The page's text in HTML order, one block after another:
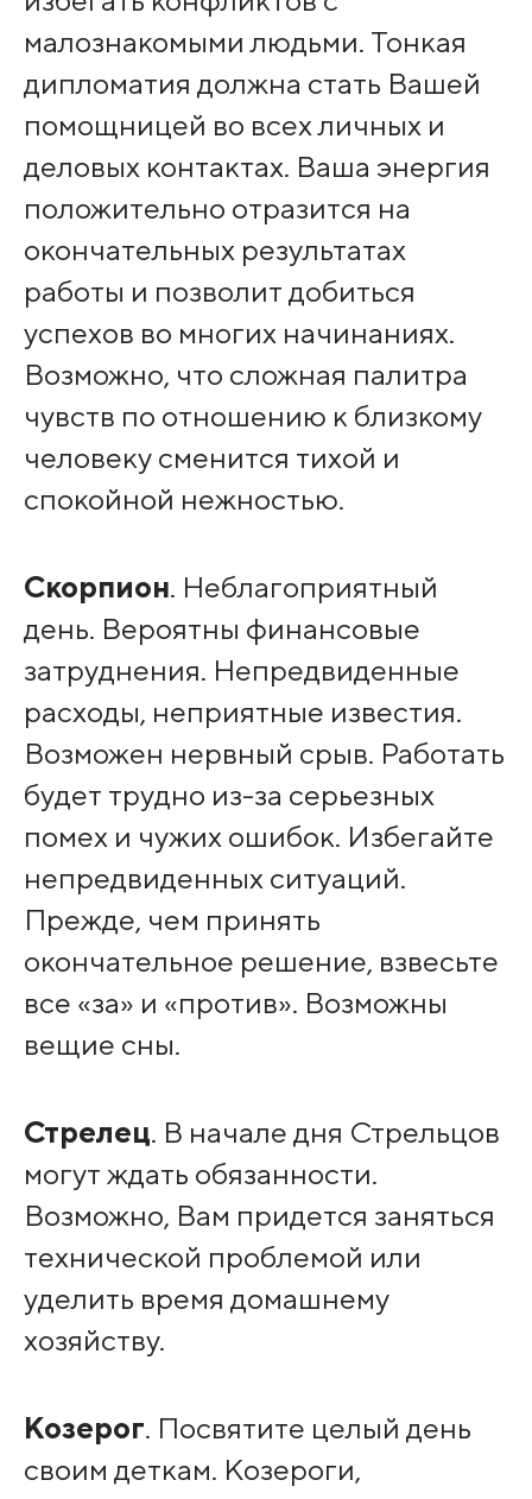
малознакомыми людьми. Тонкая
дипломатия должна стать Вашей
помощницей во всех личных и
деловых контактах. Ваша энергия
положительно отразится на
окончательных результатах
работы и позволит добиться
успехов во многих начинаниях.
Возможно, что сложная палитра
чувств по отношению к близкому
человеку сменится тихой и
спокойной нежностью.
Скорпион. Неблагоприятный
день. Вероятны финансовые
затруднения. Непредвиденные
расходы, неприятные известия.
Возможен нервный срыв. Работать
будет трудно из-за серьезных
помех и чужих ошибок. Избегайте
непредвиденных ситуаций.
Прежде, чем принять
окончательное решение, взвесьте
все «за» и «против». Возможны
вещие сны.
Стрелец. В начале дня Стрельцов
могут ждать обязанности.
Возможно, Вам придется заняться
технической проблемой или
уделить время домашнему
хозяйству.
Козерог. Посвятите целый день
своим деткам. Козероги,